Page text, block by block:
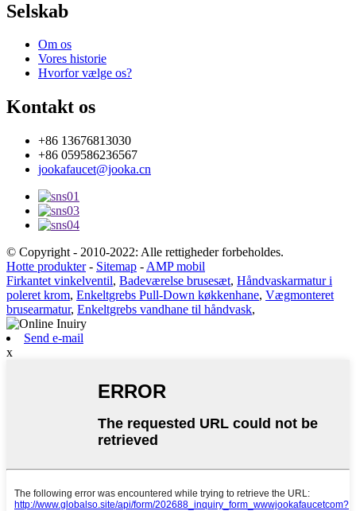
Selskab
Om os
Vores historie
Hvorfor vælge os?
Kontakt os
+86 13676813030
+86 059586236567
jookafaucet@jooka.cn
© Copyright - 2010-2022: Alle rettigheder forbeholdes.
Hotte produkter- Sitemap - AMP mobil
Firkantet vinkelventil, Badeværelse brusesæt, Håndvaskarmatur i
poleret krom, Enkeltgrebs Pull-Down køkkenhane, Vægmonteret
brusearmatur, Enkeltgrebs vandhane til håndvask,
Send e-mail
x